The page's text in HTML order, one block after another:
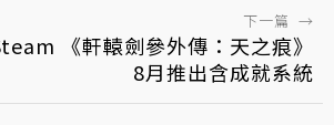
下一篇 →
《軒轅劍參外傳：天之痕》
8月推出含成就系統